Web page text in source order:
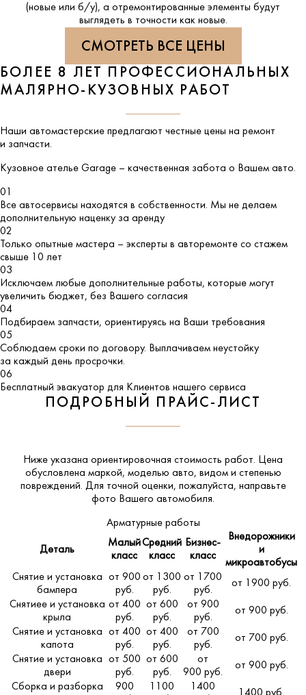
(новые или б/у), а отремонтированные элементы будут
выглядеть в точности как новые.
СМОТРЕТЬ ВСЕ ЦЕНЫ
БОЛЕЕ 8 ЛЕТ ПРОФЕССИОНАЛЬНЫХ
МАЛЯРНО-КУЗОВНЫХ РАБОТ
Наши автомастерские предлагают честные цены на ремонт
и запчасти.
Кузовное ателье Garage – качественная забота о Вашем авто.
01
Все автосервисы находятся в собственности. Мы не делаем
дополнительную наценку за аренду
02
Только опытные мастера – эксперты в авторемонте со стажем
свыше 10 лет
03
Исключаем любые дополнительные работы, которые могут
увеличить бюджет, без Вашего согласия
04
Подбираем запчасти, ориентируясь на Ваши требования
05
Соблюдаем сроки по договору. Выплачиваем неустойку
за каждый день просрочки.
06
Бесплатный эвакуатор для Клиентов нашего сервиса
ПОДРОБНЫЙ ПРАЙС-ЛИСТ
Ниже указана ориентировочная стоимость работ. Цена
обусловлена маркой, моделью авто, видом и степенью
повреждений. Для точной оценки, пожалуйста, направьте
фото Вашего автомобиля.
Арматурные работы
Деталь
Малый
класс
Средний
класс
Бизнес-
класс
Внедорожники
и
микроавтобусы
Снятие и установка
бампера
от 900
руб.
от 1300
руб.
от 1700
руб.
от 1900 руб.
Снятиее и установка
крыла
от 400
руб.
от 600
руб.
от 900
руб.
от 900 руб.
Снятие и установка
капота
от 400
руб.
от 400
руб.
от 700
руб.
от 700 руб.
Снятие и установка
двери
от 500
руб.
от 600
руб.
от
900 руб.
от 900 руб.
Сборка и разборка
900
1100
1400